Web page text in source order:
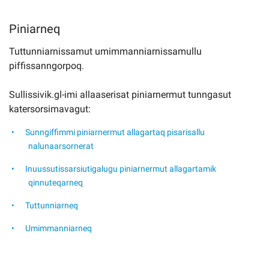
Piniarneq
Tuttunniarnissamut umimmanniarnissamullu
piffissanngorpoq.
Sullissivik.gl-imi allaaserisat piniarnermut tunngasut
katersorsimavagut:
Sunngiffimmi piniarnermut allagartaq pisarisallu
nalunaarsornerat
Inuussutissarsiutigalugu piniarnermut allagartamik
qinnuteqarneq
Tuttunniarneq
Umimmanniarneq